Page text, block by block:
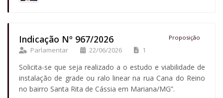
Indicação Nº 967/2026 Proposição
Parlamentar 22/06/2026 1
Solicita-se que seja realizado a o estudo e viabilidade de
instalação de grade ou ralo linear na rua Cana do Reino
no bairro Santa Rita de Cássia em Mariana/MG”.